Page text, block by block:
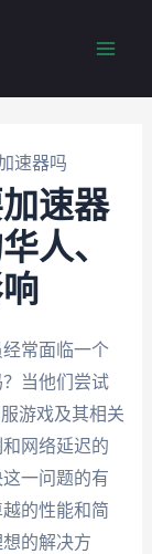
速器吗
速器
人、
常面临一个
当他们尝试
游戏及其相关
网络延迟的
一问题的有
的性能和简
的解决方